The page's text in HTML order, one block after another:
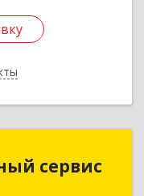
сервис
сервис